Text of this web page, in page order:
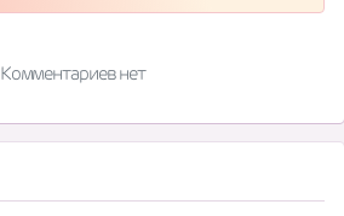
Комментариев нет